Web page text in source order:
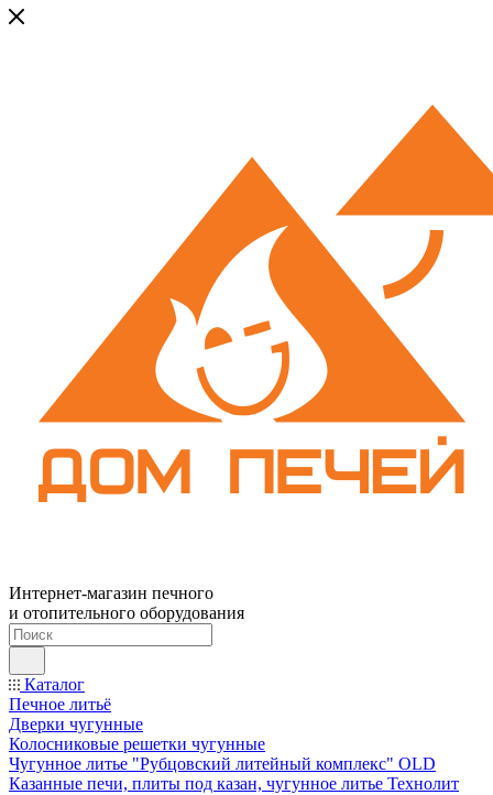
Интернет-магазин печного
и отопительного оборудования
Каталог
Печное литьё
Дверки чугунные
Колосниковые решетки чугунные
Чугунное литье "Рубцовский литейный комплекс" OLD
Казанные печи, плиты под казан, чугунное литье Технолит